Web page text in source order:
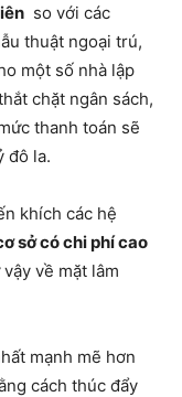
so với các
thuật ngoại trú,
một số nhà lập
chặt ngân sách,
thanh toán sẽ
đô la.
khích các hệ
sở có chi phí cao
về mặt lâm
mạnh mẽ hơn
cách thúc đẩy